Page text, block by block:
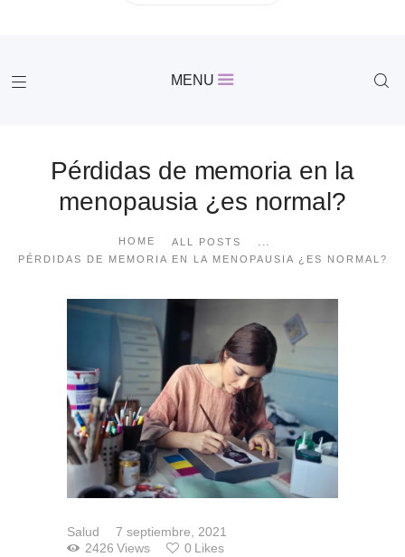
MENU
Pérdidas de memoria en la
menopausia ¿es normal?
HOME ALL POSTS ...
PÉRDIDAS DE MEMORIA EN LA MENOPAUSIA ¿ES NORMAL?
Salud
7 septiembre, 2021
2426 Views 0 Likes